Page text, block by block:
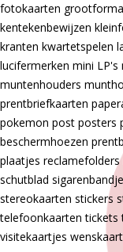
fotokaarten
kentekenbewijzen
kranten kwartetspelen
lucifermerken mini LP's
muntenhouders
prentbriefkaarten
pokemon post posters
beschermhoezen
plaatjes reclamefolders
schutblad
stereokaarten stickers
telefoonkaarten tickets
visitekaartjes